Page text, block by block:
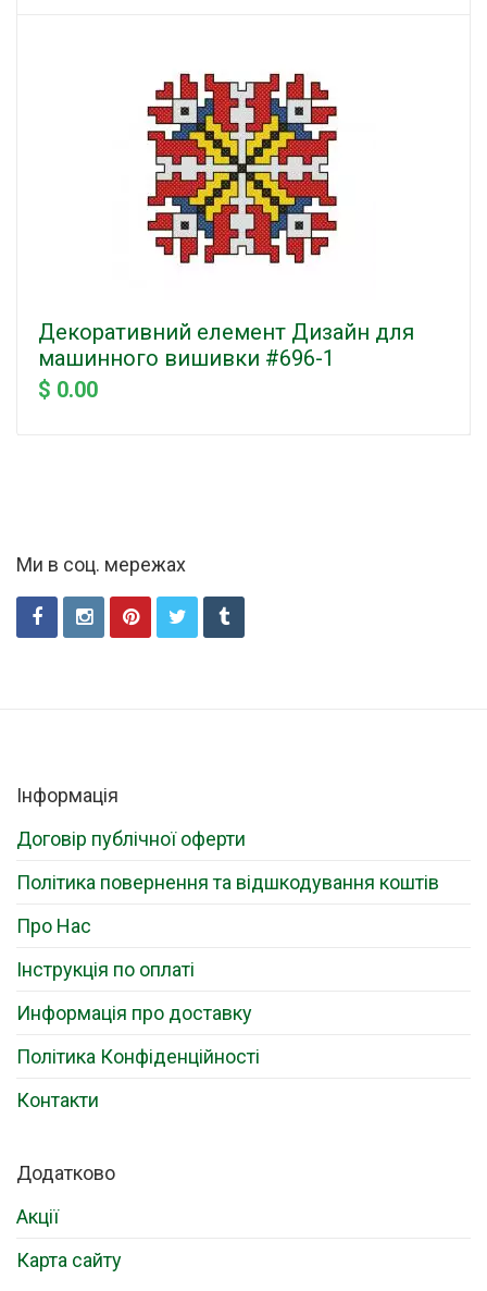
Декоративний елемент Дизайн для
машинного вишивки #696-1
$ 0.00
Ми в соц. мережах
Інформація
Договір публічної оферти
Політика повернення та відшкодування коштів
Про Нас
Інструкція по оплаті
Информація про доставку
Політика Конфіденційності
Контакти
Додатково
Акції
Карта сайту